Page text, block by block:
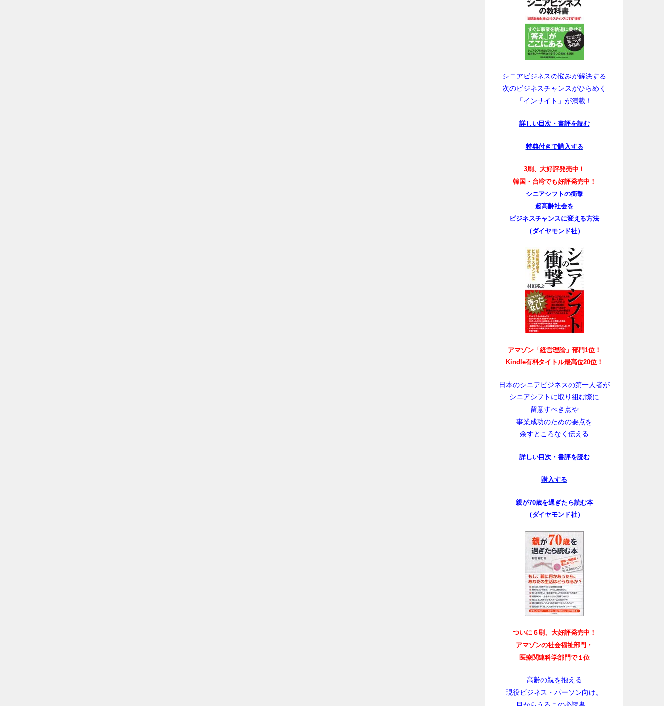
シニアビジネスの悩みが解決する
次のビジネスチャンスがひらめく
「インサイト」が満載！
詳しい目次・書評を読む
特典付きで購入する
3刷、大好評発売中！
韓国・台湾でも好評発売中！
シニアシフトの衝撃
超高齢社会を
ビジネスチャンスに変える方法
（ダイヤモンド社）
アマゾン「経営理論」部門1位！
Kindle有料タイトル最高位20位！
日本のシニアビジネスの第一人者が
シニアシフトに取り組む際に
留意すべき点や
事業成功のための要点を
余すところなく伝える
詳しい目次・書評を読む
購入する
親が70歳を過ぎたら読む本
（ダイヤモンド社）
ついに６刷、大好評発売中！
アマゾンの社会福祉部門・
医療関連科学部門で１位
高齢の親を抱える
現役ビジネス・パーソン向け。
目からうろこの必読書。